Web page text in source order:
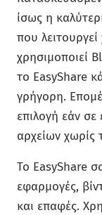
ίσως η
που
χρησιμοποιεί
το EasyShare
γρήγορη.
επιλογή εάν
αρχείων χωρίς
Το EasyShare
εφαρμογές,
και επαφές.